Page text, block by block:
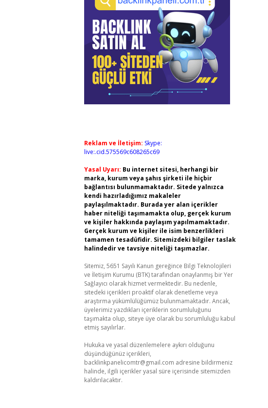
Reklam ve İletişim: Skype:
live:.cid.575569c608265c69
Yasal Uyarı: Bu internet sitesi, herhangi bir
marka, kurum veya şahıs şirketi ile hiçbir
bağlantısı bulunmamaktadır. Sitede yalnızca
kendi hazırladığımız makaleler
paylaşılmaktadır. Burada yer alan içerikler
haber niteliği taşımamakta olup, gerçek kurum
ve kişiler hakkında paylaşım yapılmamaktadır.
Gerçek kurum ve kişiler ile isim benzerlikleri
tamamen tesadüfidir. Sitemizdeki bilgiler taslak
halindedir ve tavsiye niteliği taşımazlar.
Sitemiz, 5651 Sayılı Kanun gereğince Bilgi Teknolojileri
ve İletişim Kurumu (BTK) tarafından onaylanmış bir Yer
Sağlayıcı olarak hizmet vermektedir. Bu nedenle,
sitedeki içerikleri proaktif olarak denetleme veya
araştırma yükümlülüğümüz bulunmamaktadır. Ancak,
üyelerimiz yazdıkları içeriklerin sorumluluğunu
taşımakta olup, siteye üye olarak bu sorumluluğu kabul
etmiş sayılırlar.
Hukuka ve yasal düzenlemelere aykırı olduğunu
düşündüğünüz içerikleri,
backlinkpanelicomtr@gmail.com adresine bildirmeniz
halinde, ilgili içerikler yasal süre içerisinde sitemizden
kaldırılacaktır.